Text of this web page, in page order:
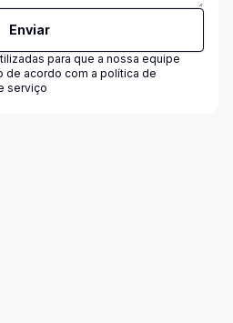
Enviar
para que a nossa equipe
de acordo com a política de
serviço